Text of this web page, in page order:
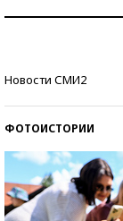
Новости СМИ2
ФОТОИСТОРИИ